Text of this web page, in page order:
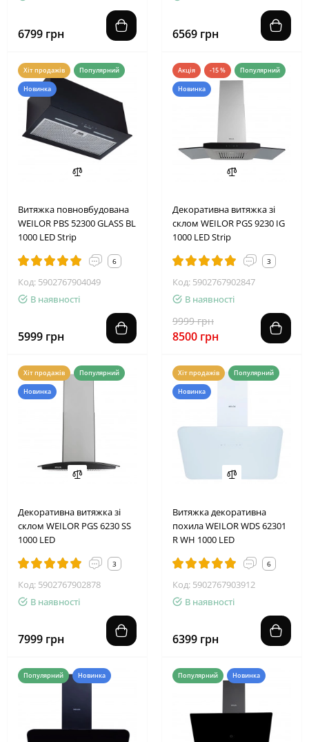
6799 грн 6569 грн
Хіт продажів Популярний
Новинка
Витяжка повновбудована
WEILOR PBS 52300 GLASS BL
1000 LED Strip
6
Код: 5902767904049
В наявності
5999 грн
Акція -15 % Популярний
Новинка
Декоративна витяжка зі
склом WEILOR PGS 9230 IG
1000 LED Strip
3
Код: 5902767902847
В наявності
9999 грн
8500 грн
Хіт продажів Популярний
Новинка
Декоративна витяжка зі
склом WEILOR PGS 6230 SS
1000 LED
3
Код: 5902767902878
В наявності
7999 грн
Хіт продажів Популярний
Новинка
Витяжка декоративна
похила WEILOR WDS 62301
R WH 1000 LED
6
Код: 5902767903912
В наявності
6399 грн
Популярний Новинка Популярний Новинка